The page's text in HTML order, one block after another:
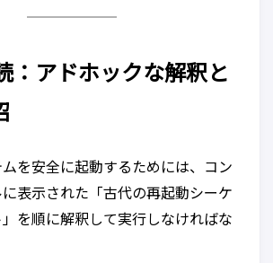
：アドホックな解釈と
を安全に起動するためには、コン
に表示された「古代の再起動シーケ
を順に解釈して実行しなければな